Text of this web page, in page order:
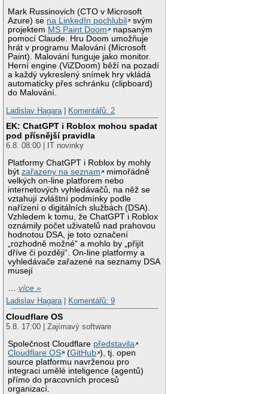
Mark Russinovich (CTO v Microsoft
Azure) se na LinkedIn pochlubil
svým
projektem MS Paint Doom
napsaným
pomocí Claude. Hru Doom umožňuje
hrát v programu Malování (Microsoft
Paint). Malování funguje jako monitor.
Herní engine (ViZDoom) běží na pozadí
a každý vykreslený snímek hry vkládá
automaticky přes schránku (clipboard)
do Malování.
Ladislav Hagara
Komentářů: 2
EK: ChatGPT i Roblox mohou spadat
pod přísnější pravidla
6.8. 08:00 | IT novinky
Platformy ChatGPT i Roblox by mohly
býtzařazeny na seznam
mimořádně
velkých on-line platforem nebo
internetových vyhledávačů, na něž se
vztahují zvláštní podmínky podle
nařízení o digitálních službách (DSA).
Vzhledem k tomu, že ChatGPT i Roblox
oznámily počet uživatelů nad prahovou
hodnotou DSA, je toto označení
„rozhodně možné“ a mohlo by „přijít
dříve či později“. On-line platformy a
vyhledávače zařazené na seznamy DSA
musejí
…více »
Ladislav Hagara| Komentářů: 9
Cloudflare OS
5.8. 17:00 | Zajímavý software
Společnost Cloudflare představila
Cloudflare OS
(GitHub ), tj. open
source platformu navrženou pro
integraci umělé inteligence (agentů)
přímo do pracovních procesů
organizací.